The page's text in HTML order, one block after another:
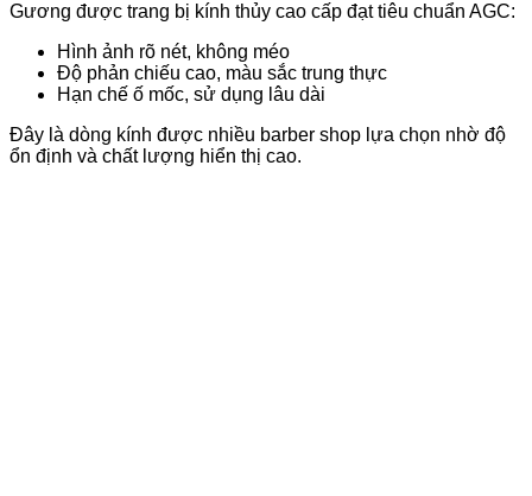
Gương được trang bị kính thủy cao cấp đạt tiêu chuẩn AGC:
Hình ảnh rõ nét, không méo
Độ phản chiếu cao, màu sắc trung thực
Hạn chế ố mốc, sử dụng lâu dài
Đây là dòng kính được nhiều barber shop lựa chọn nhờ độ
ổn định và chất lượng hiển thị cao.